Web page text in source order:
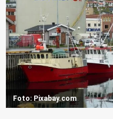
Foto: Pixabay.com